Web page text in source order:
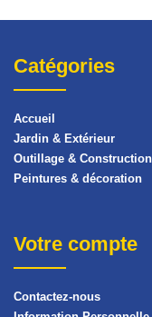
Catégories
Accueil
Jardin & Extérieur
Outillage & Construction
Peintures & décoration
Votre compte
Contactez-nous